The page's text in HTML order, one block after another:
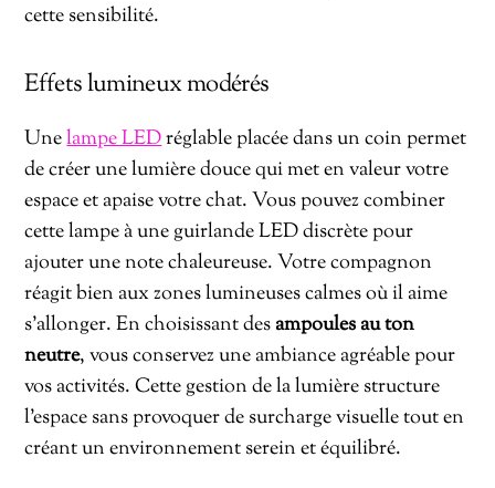
cette sensibilité.
Effets lumineux modérés
Unelampe LEDréglable placée dans un coin permet
de créer une lumière douce qui met en valeur votre
espace et apaise votre chat. Vous pouvez combiner
cette lampe à une guirlande LED discrète pour
ajouter une note chaleureuse. Votre compagnon
réagit bien aux zones lumineuses calmes où il aime
s’allonger. En choisissant des ampoules au ton
neutre, vous conservez une ambiance agréable pour
vos activités. Cette gestion de la lumière structure
l’espace sans provoquer de surcharge visuelle tout en
créant un environnement serein et équilibré.